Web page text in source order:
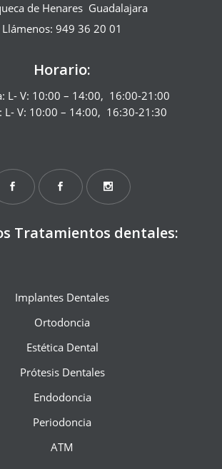
de Henares Guadalajara
Llámenos: 949 36 20 01
Horario:
L- V: 10:00 – 14:00, 16:00-21:00
L- V: 10:00 – 14:00, 16:30-21:30
Tratamientos dentales:
Implantes Dentales
Ortodoncia
Estética Dental
Prótesis Dentales
Endodoncia
Periodoncia
ATM